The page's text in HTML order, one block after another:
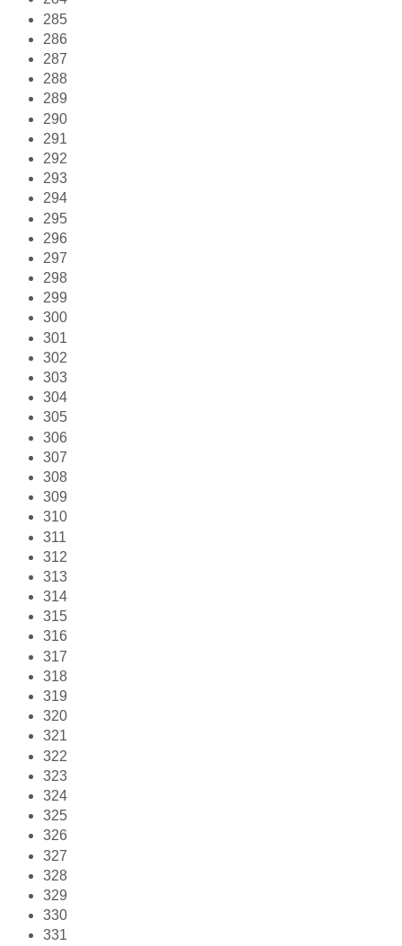
285
286
287
288
289
290
291
292
293
294
295
296
297
298
299
300
301
302
303
304
305
306
307
308
309
310
311
312
313
314
315
316
317
318
319
320
321
322
323
324
325
326
327
328
329
330
331